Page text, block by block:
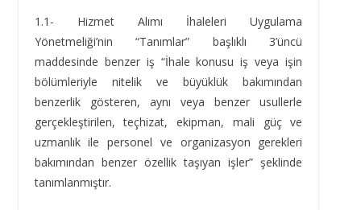
1.1- Hizmet Alımı İhaleleri Uygulama
Yönetmeliği’nin “Tanımlar” başlıklı 3’üncü
maddesinde benzer iş “İhale konusu iş veya işin
bölümleriyle nitelik ve büyüklük bakımından
benzerlik gösteren, aynı veya benzer usullerle
gerçekleştirilen, teçhizat, ekipman, mali güç ve
uzmanlık ile personel ve organizasyon gerekleri
bakımından benzer özellik taşıyan işler” şeklinde
tanımlanmıştır.